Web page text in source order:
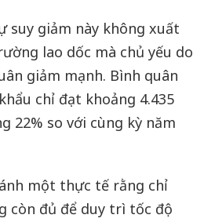
suy giảm này không xuất
lao dốc mà chủ yếu do
giảm mạnh. Bình quân
chỉ đạt khoảng 4.435
22% so với cùng kỳ năm
một thực tế rằng chỉ
còn đủ để duy trì tốc độ